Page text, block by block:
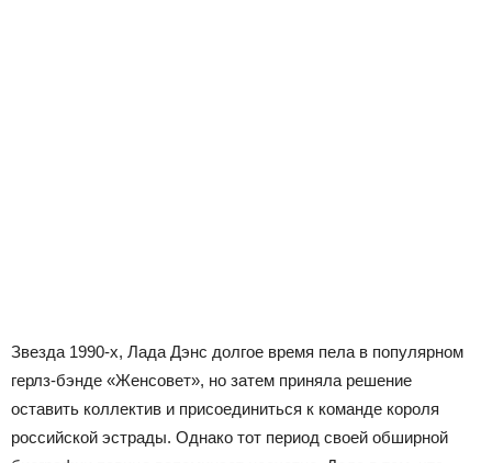
Звезда 1990-х, Лада Дэнс долгое время пела в популярном
герлз-бэнде «Женсовет», но затем приняла решение
оставить коллектив и присоединиться к команде короля
российской эстрады. Однако тот период своей обширной